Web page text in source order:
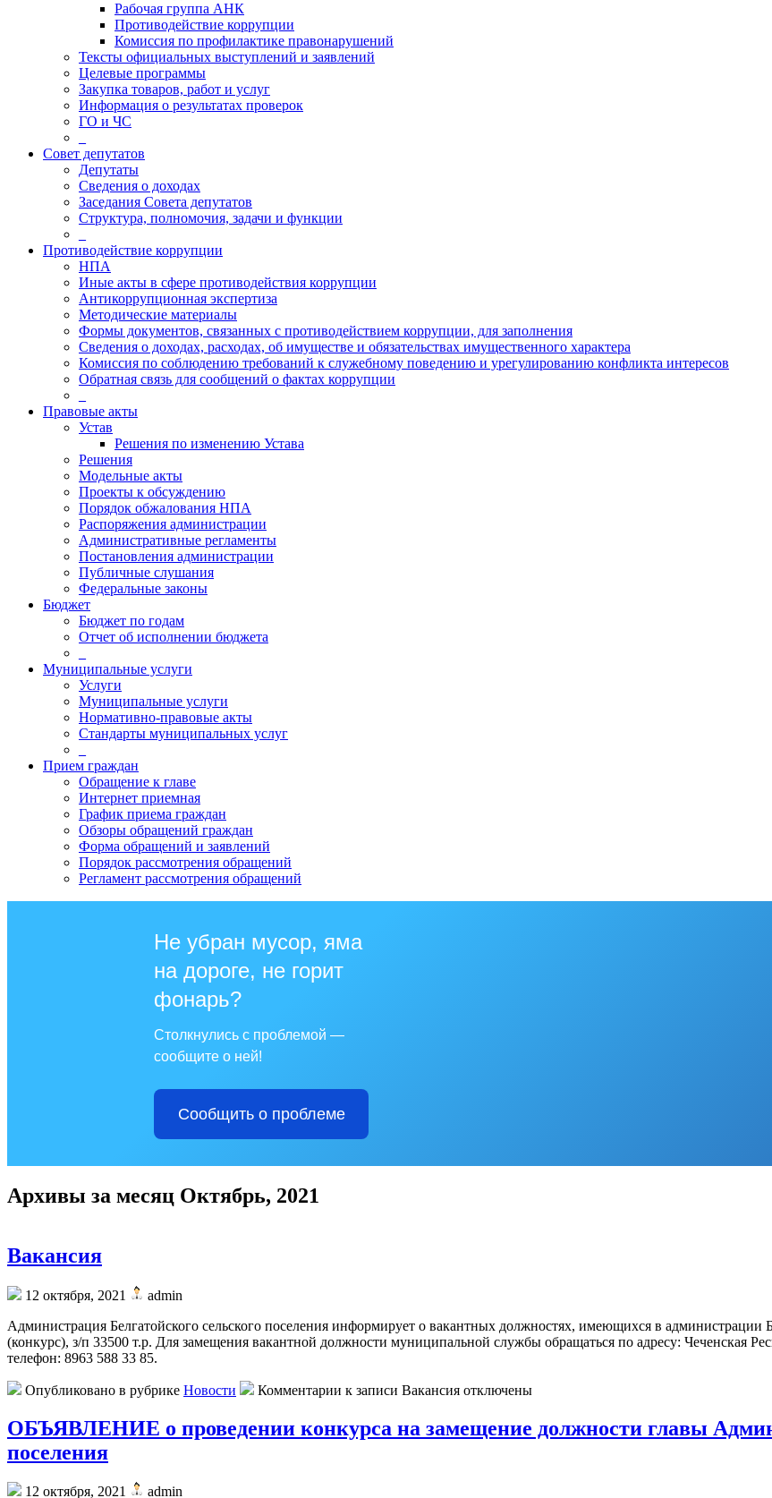
Рабочая группа АНК
Противодействие коррупции
Комиссия по профилактике правонарушений
Тексты официальных выступлений и заявлений
Целевые программы
Закупка товаров, работ и услуг
Информация о результатах проверок
ГО и ЧС
Совет депутатов
Депутаты
Сведения о доходах
Заседания Совета депутатов
Структура, полномочия, задачи и функции
Противодействие коррупции
НПА
Иные акты в сфере противодействия коррупции
Антикоррупционная экспертиза
Методические материалы
Формы документов, связанных с противодействием коррупции, для заполнения
Сведения о доходах, расходах, об имуществе и обязательствах имущественного характера
Комиссия по соблюдению требований к служебному поведению и урегулированию конфликта интересов
Обратная связь для сообщений о фактах коррупции
Правовые акты
Устав
Решения по изменению Устава
Решения
Модельные акты
Проекты к обсуждению
Порядок обжалования НПА
Распоряжения администрации
Административные регламенты
Постановления администрации
Публичные слушания
Федеральные законы
Бюджет
Бюджет по годам
Отчет об исполнении бюджета
Муниципальные услуги
Услуги
Муниципальные услуги
Нормативно-правовые акты
Стандарты муниципальных услуг
Прием граждан
Обращение к главе
Интернет приемная
График приема граждан
Обзоры обращений граждан
Форма обращений и заявлений
Порядок рассмотрения обращений
Регламент рассмотрения обращений
Не убран мусор, яма
на дороге, не горит
фонарь?
Столкнулись с проблемой —
сообщите о ней!
Сообщить о проблеме
Архивы за месяц Октябрь, 2021
Вакансия
12 октября, 2021
admin
Администрация Белгатойского сельского поселения информирует о вакантных должностях, имеющихся в администрации
(конкурс), з/п 33500 т.р. Для замещения вакантной должности муниципальной службы обращаться по адресу: Чеченская
телефон: 8963 588 33 85.
Опубликовано в рубрике Новости Комментарии к записи Вакансия отключены
ОБЪЯВЛЕНИЕ о проведении конкурса на замещение должности главы
поселения
12 октября, 2021
admin